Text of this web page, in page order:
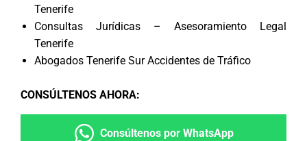
Tenerife
Consultas Jurídicas – Asesoramiento Legal
Tenerife
Abogados Tenerife Sur Accidentes de Tráfico
CONSÚLTENOS AHORA:
Consúltenos por WhatsApp